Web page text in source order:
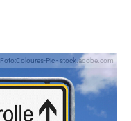
Foto:Coloures-Pic - stock.adobe.com